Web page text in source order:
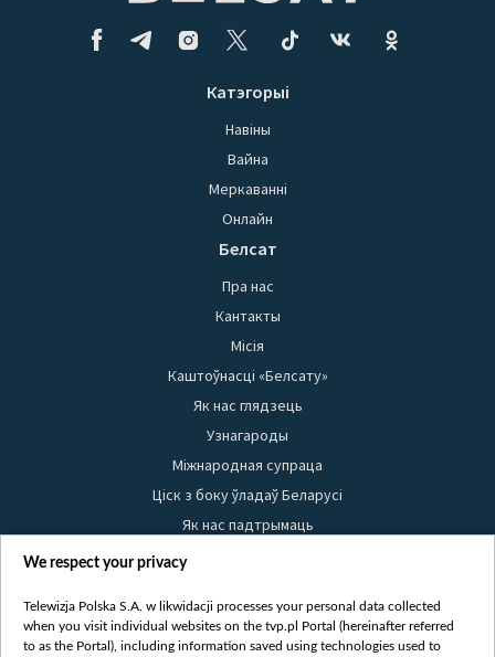
Катэгорыі
Навіны
Вайна
Меркаванні
Онлайн
Белсат
Пра нас
Кантакты
Місія
Каштоўнасці «Белсату»
Як нас глядзець
Узнагароды
Міжнародная супраца
Ціск з боку ўладаў Беларусі
Як нас падтрымаць
Правілы выкарыстання матэрыялаў
Бяспека
Youtube
We respect your privacy
Telewizja Polska S.A. w likwidacji processes your personal data collected
when you visit individual websites on the tvp.pl Portal (hereinafter referred
to as the Portal), including information saved using technologies used to